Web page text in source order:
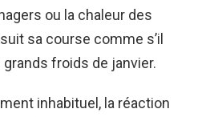
ou la chaleur des
sa course comme s’il
froids de janvier.
inhabituel, la réaction